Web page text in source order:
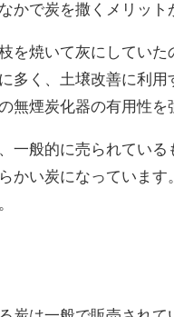
かで炭を撒くメリット
を焼いて灰にしてい
多く、土壌改善に利
無煙炭化器の有用性を
一般的に売られてい
かい炭になっていま